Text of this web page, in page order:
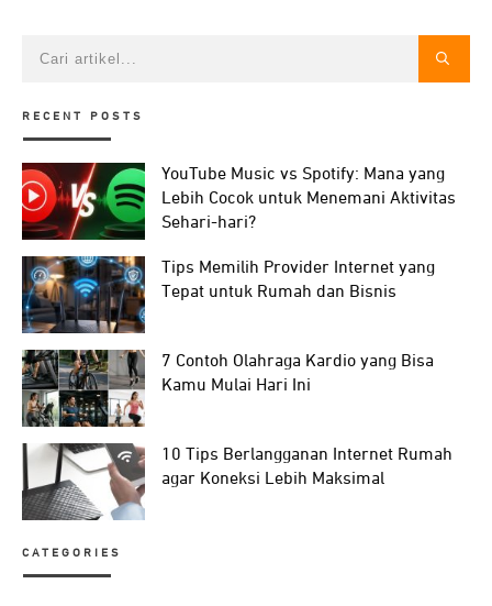
RECENT POSTS
YouTube Music vs Spotify: Mana yang
Lebih Cocok untuk Menemani Aktivitas
Sehari-hari?
Tips Memilih Provider Internet yang
Tepat untuk Rumah dan Bisnis
7 Contoh Olahraga Kardio yang Bisa
Kamu Mulai Hari Ini
10 Tips Berlangganan Internet Rumah
agar Koneksi Lebih Maksimal
CATEGORIES